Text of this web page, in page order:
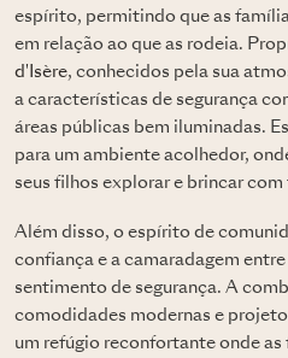
espírito, permitindo que as
em relação ao que as rodeia.
d'Isère, conhecidos pela sua
a características de segurança
áreas públicas bem iluminadas.
para um ambiente acolhedor,
seus filhos explorar e brincar
Além disso, o espírito de
confiança e a camaradagem
sentimento de segurança. A
comodidades modernas e
um refúgio reconfortante onde